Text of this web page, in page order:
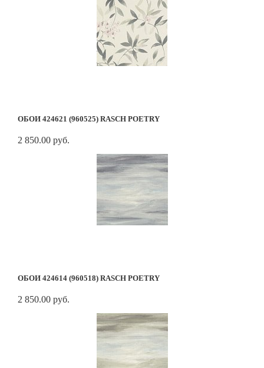
ОБОИ 424621 (960525) RASCH POETRY
2 850.00 руб.
ОБОИ 424614 (960518) RASCH POETRY
2 850.00 руб.